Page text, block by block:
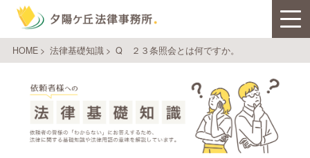
HOME> 法律基礎知識> Q ２３条照会とは何ですか。